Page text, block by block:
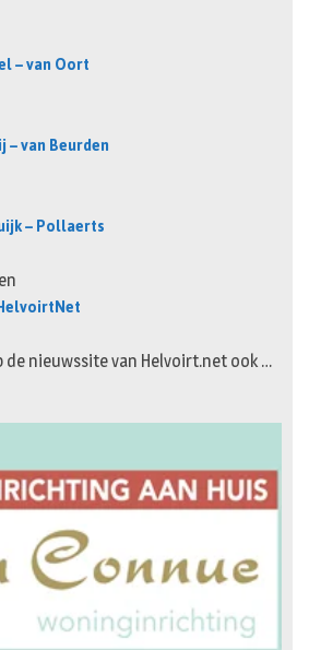
– van Oort
van Beurden
– Pollaerts
de nieuwssite van Helvoirt.net ook …